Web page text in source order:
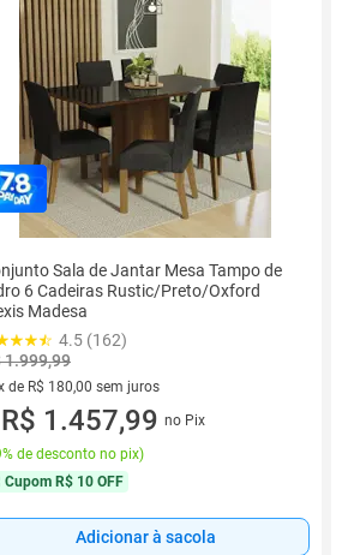
Sala de Jantar Mesa Tampo de
6 Cadeiras Rustic/Preto/Oxford
Madesa
4.5 (162)
1.999,99
de R$ 180,00 sem juros
vez de R$ 180,00 sem juros
R$ 1.457,99 no Pix
de desconto no pix)
Cupom R$ 10 OFF
Adicionar à sacola